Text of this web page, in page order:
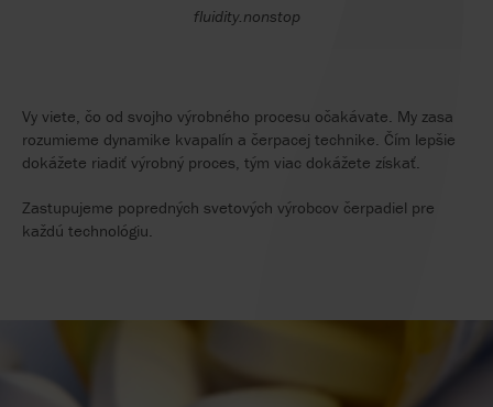
fluidity.nonstop
Vy viete, čo od svojho výrobného procesu očakávate. My zasa
rozumieme dynamike kvapalín a čerpacej technike. Čím lepšie
dokážete riadiť výrobný proces, tým viac dokážete získať.
Zastupujeme popredných svetových výrobcov čerpadiel pre
každú technológiu.